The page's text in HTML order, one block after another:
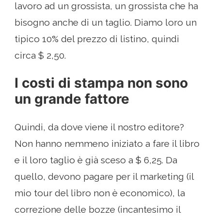
lavoro ad un grossista, un grossista che ha
bisogno anche di un taglio. Diamo loro un
tipico 10% del prezzo di listino, quindi
circa $ 2,50.
I costi di stampa non sono
un grande fattore
Quindi, da dove viene il nostro editore?
Non hanno nemmeno iniziato a fare il libro
e il loro taglio è già sceso a $ 6,25. Da
quello, devono pagare per il marketing (il
mio tour del libro non è economico), la
correzione delle bozze (incantesimo il